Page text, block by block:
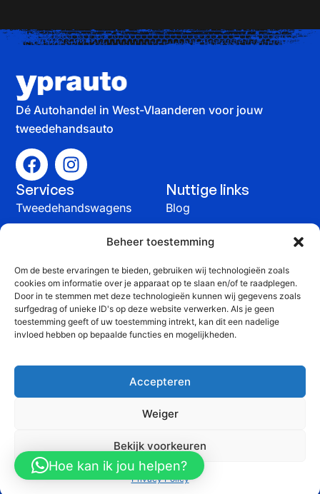
Beheer toestemming
Om de beste ervaringen te bieden, gebruiken wij technologieën zoals
cookies om informatie over je apparaat op te slaan en/of te raadplegen.
Door in te stemmen met deze technologieën kunnen wij gegevens zoals
surfgedrag of unieke ID's op deze website verwerken. Als je geen
toestemming geeft of uw toestemming intrekt, kan dit een nadelige
invloed hebben op bepaalde functies en mogelijkheden.
Accepteren
Weiger
Bekijk voorkeuren
Privacy Policy
Dé Autohandel in West-Vlaanderen voor jouw
tweedehandsauto
Services
Tweedehandswagens
herstelling
Nuttige links
Blog
Contact
Contact
+32 51 815 816
info@yprauto.be
BTW: BE 0464 903 776
rechten voorbehoudengemaakt
doorDYsign
Hoe kan ik jou helpen?